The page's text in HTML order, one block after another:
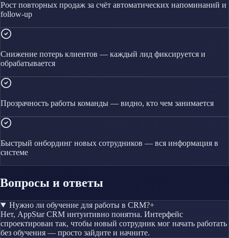
Рост повторных продаж за счёт автоматических напоминаний и
follow-up
Снижение потерь клиентов — каждый лид фиксируется и
обрабатывается
Прозрачность работы команды — видно, кто чем занимается
Быстрый онбординг новых сотрудников — вся информация в
системе
Вопросы и ответы
Нужно ли обучение для работы в CRM?+
Нет, AppStar CRM интуитивно понятна. Интерфейс
спроектирован так, чтобы новый сотрудник мог начать работать
без обучения — просто зайдите и начните.